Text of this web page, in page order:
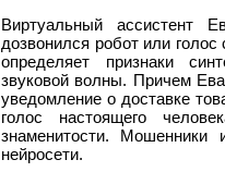
Виртуальный ассистент
дозвонился робот или
определяет признаки
звуковой волны. Причем
уведомление о доставке
голос настоящего
знаменитости.
нейросети.